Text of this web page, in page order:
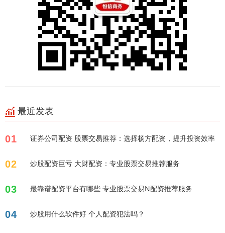
最近发表
01 证券公司配资 股票交易推荐：选择杨方配资，提升投资效率
02 炒股配资巨亏 大财配资：专业股票交易推荐服务
03 最靠谱配资平台有哪些 专业股票交易N配资推荐服务
04 炒股用什么软件好 个人配资犯法吗？